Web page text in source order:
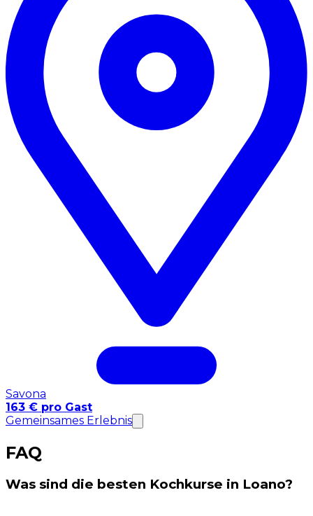
Savona
163 € pro Gast
Gemeinsames Erlebnis
FAQ
Was sind die besten Kochkurse in Loano?